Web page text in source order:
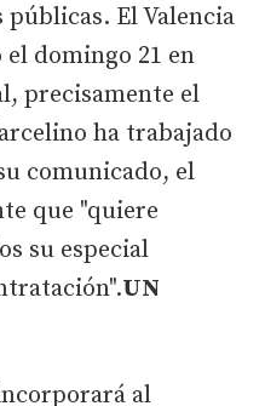
El Valencia
domingo 21 en
precisamente el
ha trabajado
comunicado, el
que "quiere
su especial
UN
al